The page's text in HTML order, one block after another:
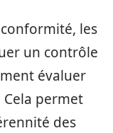
les
un contrôle
évaluer
permet
des